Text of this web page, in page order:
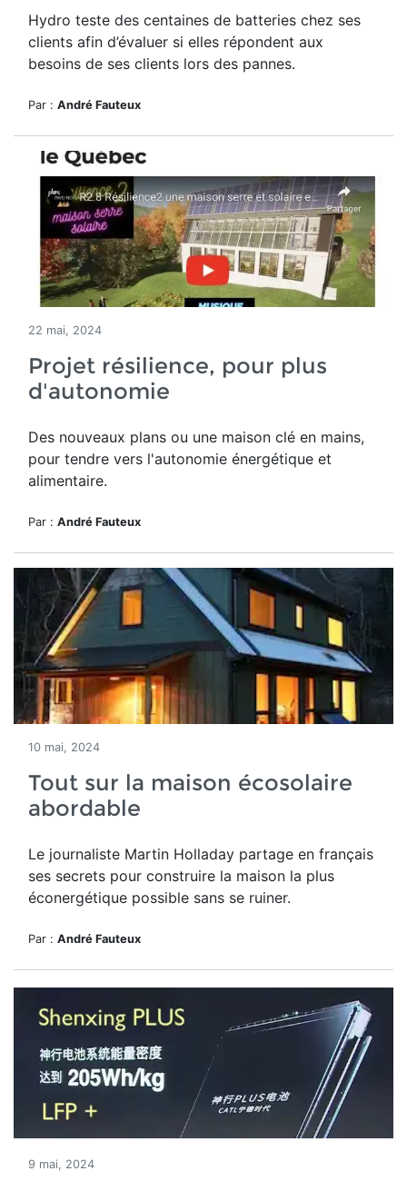
Hydro teste des centaines de batteries chez ses
clients afin d’évaluer si elles répondent aux
besoins de ses clients lors des pannes.
Par : André Fauteux
22 mai, 2024
Projet résilience, pour plus
d'autonomie
Des nouveaux plans ou une maison clé en mains,
pour tendre vers l'autonomie énergétique et
alimentaire.
Par : André Fauteux
10 mai, 2024
Tout sur la maison écosolaire
abordable
Le journaliste Martin Holladay partage en français
ses secrets pour construire la maison la plus
éconergétique possible sans se ruiner.
Par : André Fauteux
9 mai, 2024